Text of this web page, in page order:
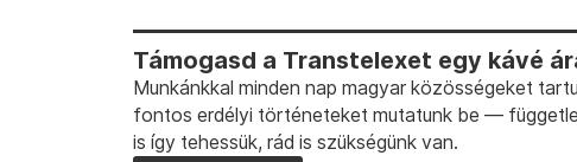
Támogasd a Transtelexet egy kávé
Munkánkkal minden nap magyar közösségeket
fontos erdélyi történeteket mutatunk be —
is így tehessük, rád is szükségünk van.